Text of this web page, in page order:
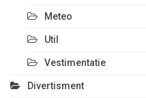
Meteo
Util
Vestimentatie
Divertisment